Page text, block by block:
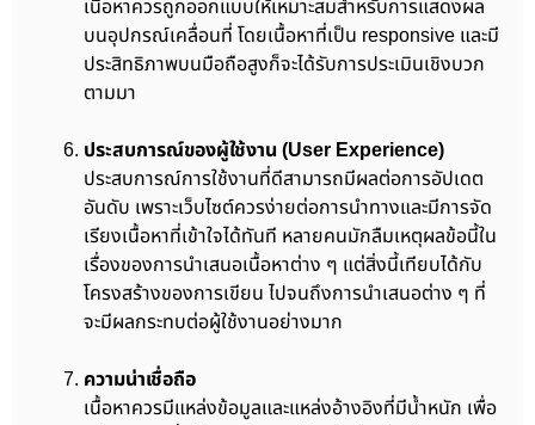
เนื้อหาควรถูกออกแบบให้เหมาะสมสำหรับการแสดงผล
บนอุปกรณ์เคลื่อนที่ โดยเนื้อหาที่เป็น responsive และมี
ประสิทธิภาพบนมือถือสูงก็จะได้รับการประเมินเชิงบวก
ตามมา
ประสบการณ์ของผู้ใช้งาน (User Experience)
ประสบการณ์การใช้งานที่ดีสามารถมีผลต่อการอัปเดต
อันดับ เพราะเว็บไซต์ควรง่ายต่อการนำทางและมีการจัด
เรียงเนื้อหาที่เข้าใจได้ทันที หลายคนมักลืมเหตุผลข้อนี้ใน
เรื่องของการนำเสนอเนื้อหาต่าง ๆ แต่สิ่งนี้เทียบได้กับ
โครงสร้างของการเขียน ไปจนถึงการนำเสนอต่าง ๆ ที่
จะมีผลกระทบต่อผู้ใช้งานอย่างมาก
ความน่าเชื่อถือ
เนื้อหาควรมีแหล่งข้อมูลและแหล่งอ้างอิงที่มีน้ำหนัก เพื่อ